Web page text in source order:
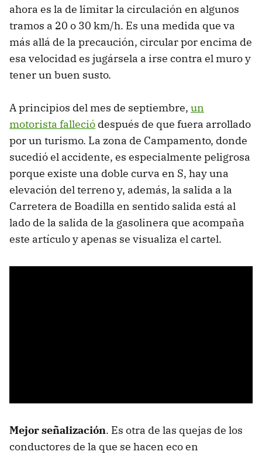
ahora es la de limitar la circulación en algunos
tramos a 20 o 30 km/h. Es una medida que va
más allá de la precaución, circular por encima de
esa velocidad es jugársela a irse contra el muro y
tener un buen susto.
A principios del mes de septiembre, un
motorista falleció después de que fuera arrollado
por un turismo. La zona de Campamento, donde
sucedió el accidente, es especialmente peligrosa
porque existe una doble curva en S, hay una
elevación del terreno y, además, la salida a la
Carretera de Boadilla en sentido salida está al
lado de la salida de la gasolinera que acompaña
este artículo y apenas se visualiza el cartel.
Mejor señalización. Es otra de las quejas de los
conductores de la que se hacen eco en